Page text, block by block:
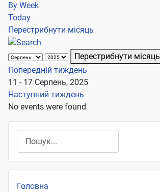
By Week
Today
Перестрибнути місяць
Перестрибнути місяць
Попередній тиждень
11 - 17 Серпень, 2025
Наступний тиждень
No events were found
Головна